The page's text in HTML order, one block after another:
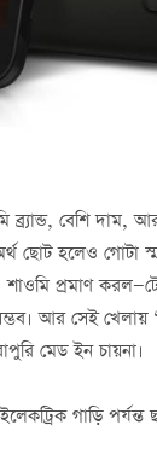
ব্র্যান্ড, বেশি
ছোট হলেও গোটা
প্রমাণ
আর সেই খেলায়
মেড ইন চায়না।
গাড়ি